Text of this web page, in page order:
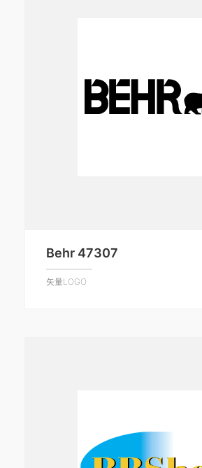
Behr 47307
矢量LOGO